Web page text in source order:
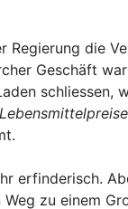
Regierung die
Geschäft
schliessen,
erfinderisch.
zu einem